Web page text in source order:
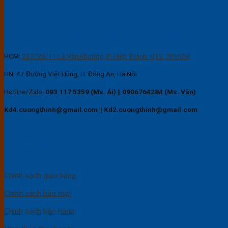
HCM: 237/29/11 Lê Văn Khương, P. Hiệp Thành, Q12, TP.HCM
HN: 47 Đường Việt Hùng, H. Đông An, Hà Nội
Hotline/Zalo: 093 117 5359 (Ms. Ái) || 0906764284 (Ms. Vân)
Kd4.cuongthinh@gmail.com || Kd2.cuongthinh@gmail.com
Chính sách giao hàng
Chính sách bảo mật
Chính sách bảo hành